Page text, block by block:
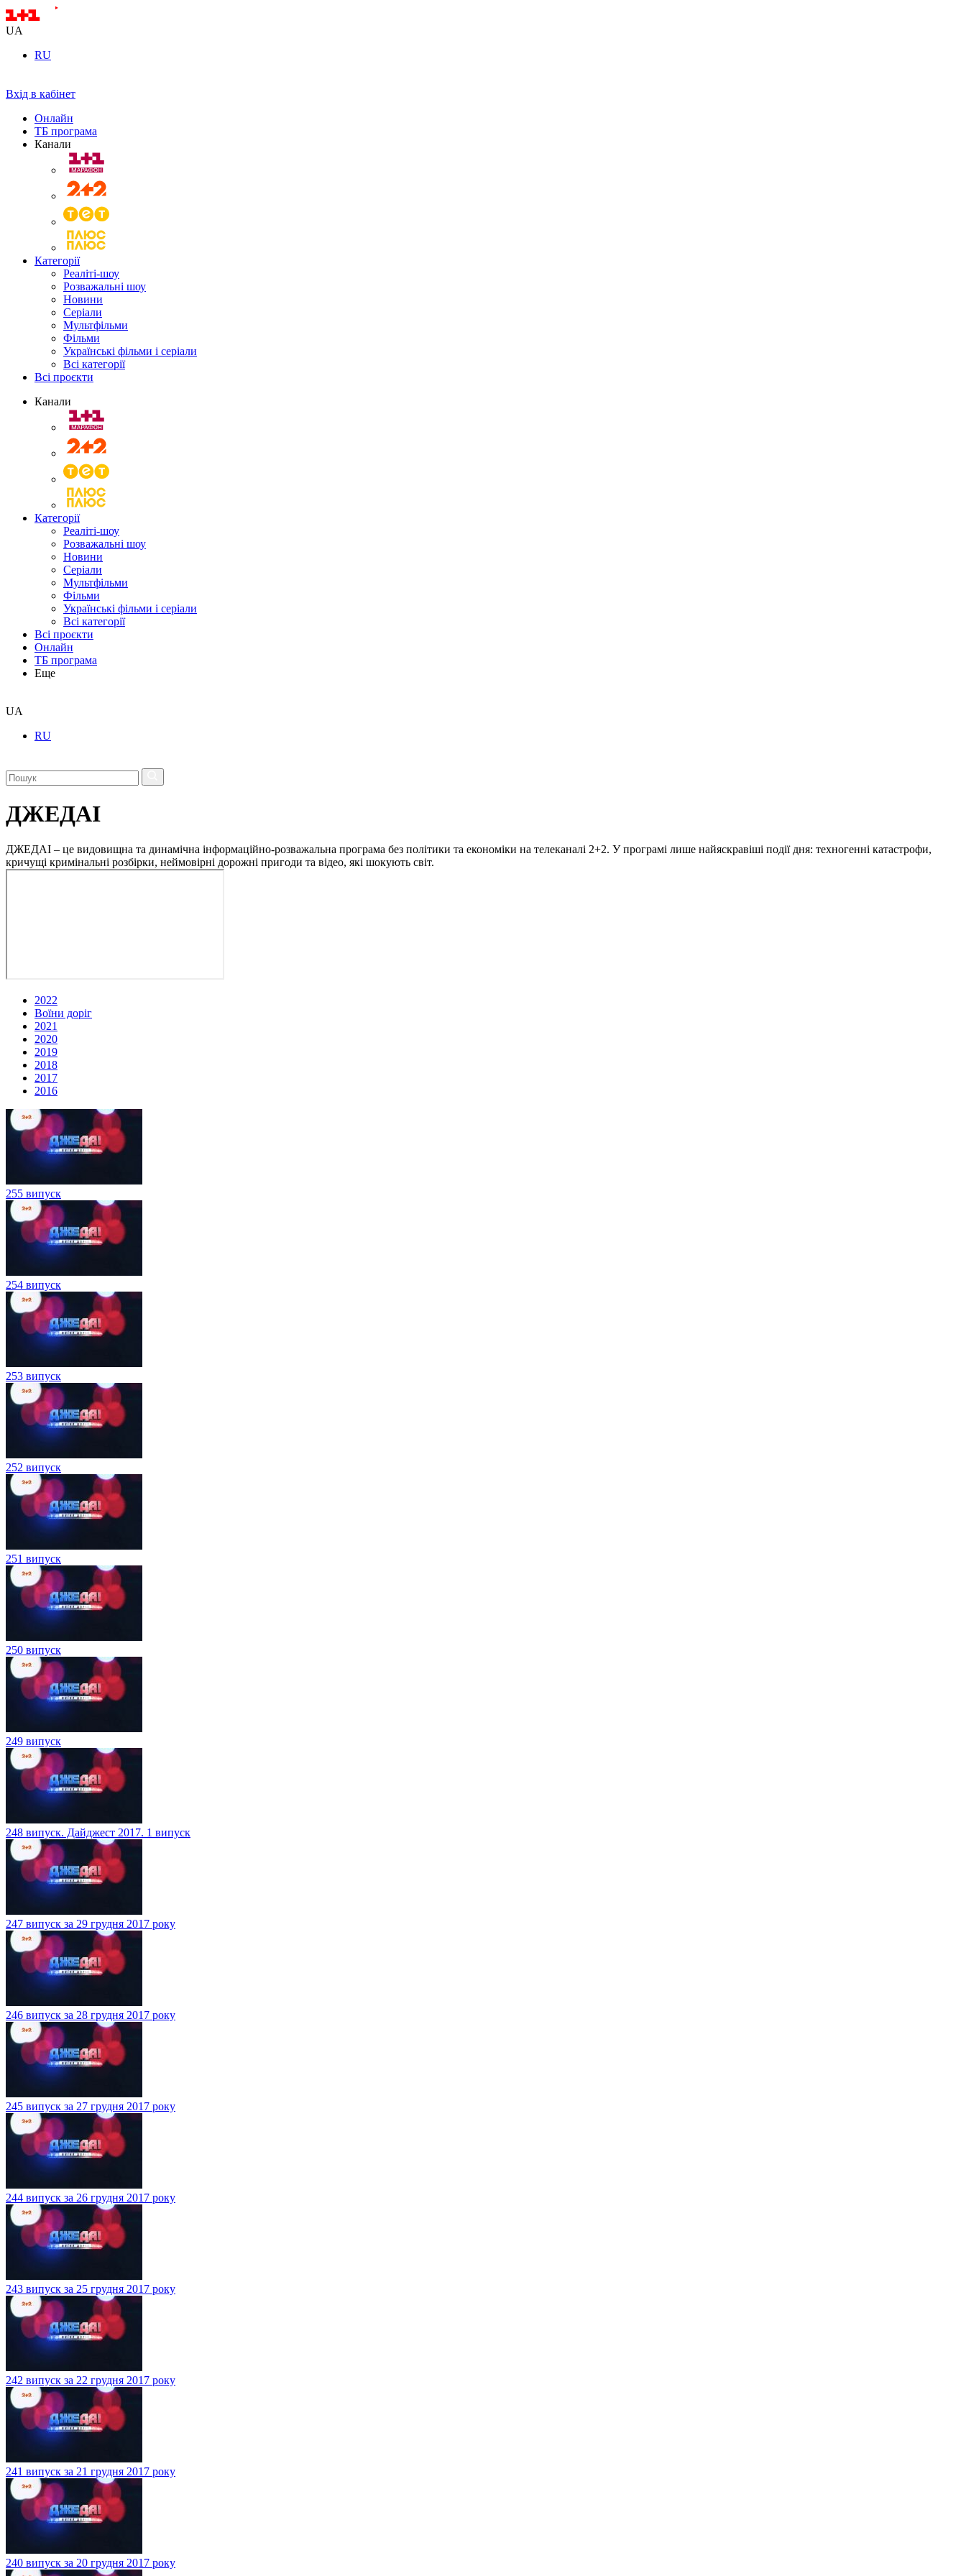
UA
RU
Вхід в кабінет
Онлайн
ТБ програма
Канали
Категорії
Реаліті-шоу
Розважальні шоу
Новини
Серіали
Мультфільми
Фільми
Українські фільми і серіали
Всі категорії
Всі проєкти
Канали
Категорії
Реаліті-шоу
Розважальні шоу
Новини
Серіали
Мультфільми
Фільми
Українські фільми і серіали
Всі категорії
Всі проєкти
Онлайн
ТБ програма
Еще
UA
RU
ДЖЕДАІ
ДЖЕДАІ – це видовищна та динамічна інформаційно-розважальна програма без політики та економіки на телеканалі 2+2. У програмі лише найяскравіші події дня: техногенні катастрофи,
кричущі кримінальні розбірки, неймовірні дорожні пригоди та відео, які шокують світ.
2022
Воїни доріг
2021
2020
2019
2018
2017
2016
255 випуск
254 випуск
253 випуск
252 випуск
251 випуск
250 випуск
249 випуск
248 випуск. Дайджест 2017. 1 випуск
247 випуск за 29 грудня 2017 року
246 випуск за 28 грудня 2017 року
245 випуск за 27 грудня 2017 року
244 випуск за 26 грудня 2017 року
243 випуск за 25 грудня 2017 року
242 випуск за 22 грудня 2017 року
241 випуск за 21 грудня 2017 року
240 випуск за 20 грудня 2017 року